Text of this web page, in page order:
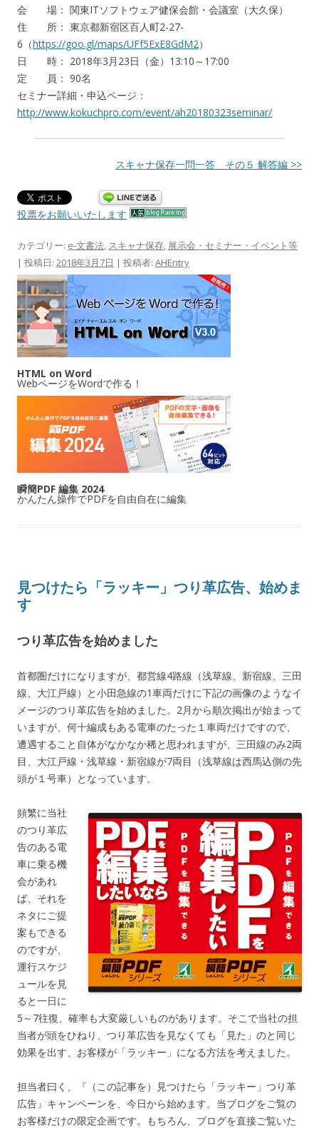
会 場： 関東ITソフトウェア健保会館・会議室（大久保）
住 所： 東京都新宿区百人町2-27-
6（https://goo.gl/maps/UFf5ExE8GdM2）
日 時： 2018年3月23日（金）13:10～17:00
定 員： 90名
セミナー詳細・申込ページ：
http://www.kokuchpro.com/event/ah20180323seminar/
スキャナ保存一問一答 その５ 解答編 >>
投票をお願いいたします
カテゴリー: e-文書法, スキャナ保存, 展示会・セミナー・イベント等
| 投稿日: 2018年3月7日 | 投稿者: AHEntry
HTML on Word
WebページをWordで作る！
瞬簡PDF 編集 2024
かんたん操作でPDFを自由自在に編集
見つけたら「ラッキー」つり革広告、始めま
す
つり革広告を始めました
首都圏だけになりますが、都営線4路線（浅草線、新宿線、三田
線、大江戸線）と小田急線の1車両だけに下記の画像のようなイ
メージのつり革広告を始めました。2月から順次掲出が始まって
いますが、何十編成もある電車のたった１車両だけですので、
遭遇すること自体がなかなか稀と思われますが、三田線のみ2両
目、大江戸線・浅草線・新宿線が7両目（浅草線は西馬込側の先
頭が１号車）となっています。
頻繁に当社
のつり革広
告のある電
車に乗る機
会があれ
ば、それを
ネタにご提
案もできる
のですが、
運行スケジ
ュールを見
ると一日に
5～7往復、確率も大変厳しいものがあります。そこで当社の担
当者が頭をひねり、つり革広告を見なくても「見た」のと同じ
効果を出す、お客様が「ラッキー」になる方法を考えました。
担当者曰く、『（この記事を）見つけたら「ラッキー」つり革
広告』キャンペーンを、今日から始めます。当ブログをご覧の
お客様だけの限定企画です。もちろん、ブログを直接ご覧いた